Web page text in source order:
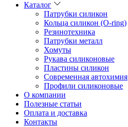
Каталог
Патрубки силикон
Кольца силикон (O-ring)
Резинотехника
Патрубки металл
Хомуты
Рукава силиконовые
Пластины силикон
Современная автохимия
Профили силиконовые
О компании
Полезные статьи
Оплата и доставка
Контакты